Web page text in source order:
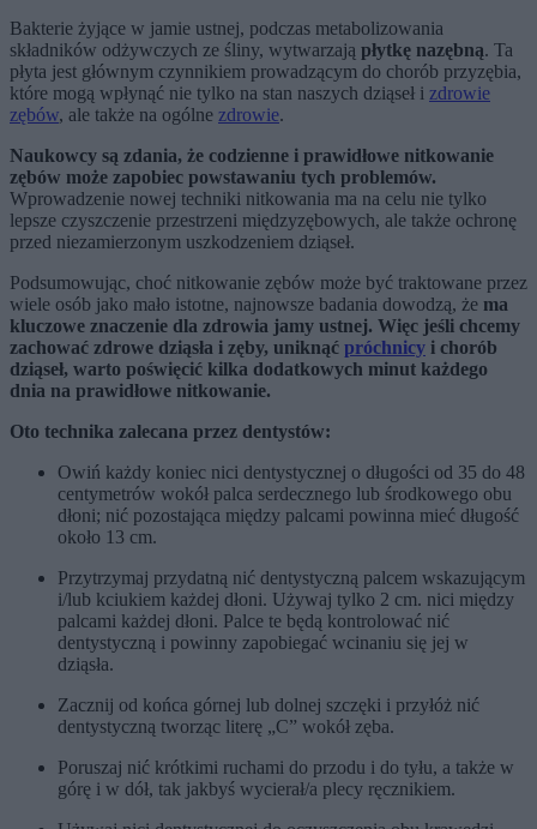
Bakterie żyjące w jamie ustnej, podczas metabolizowania
składników odżywczych ze śliny, wytwarzają płytkę nazębną. Ta
płyta jest głównym czynnikiem prowadzącym do chorób przyzębia,
które mogą wpłynąć nie tylko na stan naszych dziąseł i zdrowie
zębów, ale także na ogólne zdrowie.
Naukowcy są zdania, że codzienne i prawidłowe nitkowanie
zębów może zapobiec powstawaniu tych problemów.
Wprowadzenie nowej techniki nitkowania ma na celu nie tylko
lepsze czyszczenie przestrzeni międzyzębowych, ale także ochronę
przed niezamierzonym uszkodzeniem dziąseł.
Podsumowując, choć nitkowanie zębów może być traktowane przez
wiele osób jako mało istotne, najnowsze badania dowodzą, że ma
kluczowe znaczenie dla zdrowia jamy ustnej. Więc jeśli chcemy
zachować zdrowe dziąsła i zęby, uniknąć próchnicy i chorób
dziąseł, warto poświęcić kilka dodatkowych minut każdego
dnia na prawidłowe nitkowanie.
Oto technika zalecana przez dentystów:
Owiń każdy koniec nici dentystycznej o długości od 35 do 48
centymetrów wokół palca serdecznego lub środkowego obu
dłoni; nić pozostająca między palcami powinna mieć długość
około 13 cm.
Przytrzymaj przydatną nić dentystyczną palcem wskazującym
i/lub kciukiem każdej dłoni. Używaj tylko 2 cm. nici między
palcami każdej dłoni. Palce te będą kontrolować nić
dentystyczną i powinny zapobiegać wcinaniu się jej w
dziąsła.
Zacznij od końca górnej lub dolnej szczęki i przyłóż nić
dentystyczną tworząc literę „C” wokół zęba.
Poruszaj nić krótkimi ruchami do przodu i do tyłu, a także w
górę i w dół, tak jakbyś wycierał/a plecy ręcznikiem.